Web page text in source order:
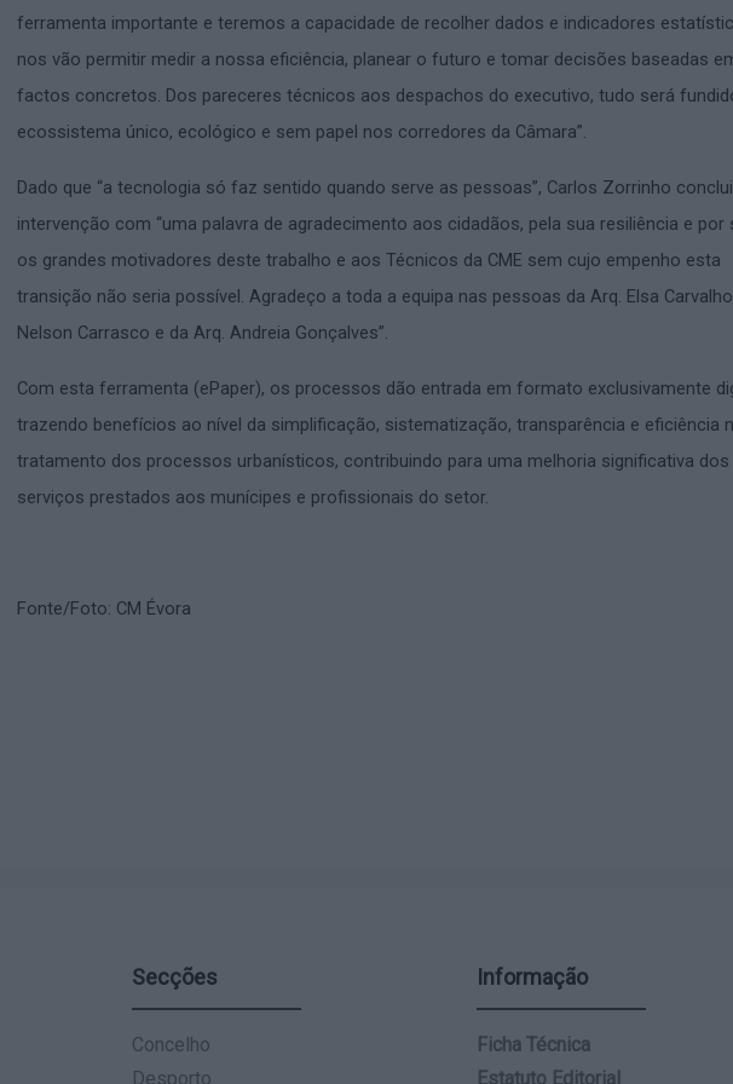
ferramenta importante e teremos a capacidade de recolher dados e indicadores
nos vão permitir medir a nossa eficiência, planear o futuro e tomar decisões baseadas
factos concretos. Dos pareceres técnicos aos despachos do executivo, tudo será
ecossistema único, ecológico e sem papel nos corredores da Câmara”.
Dado que “a tecnologia só faz sentido quando serve as pessoas”, Carlos Zorrinho
intervenção com “uma palavra de agradecimento aos cidadãos, pela sua resiliência e por
os grandes motivadores deste trabalho e aos Técnicos da CME sem cujo empenho esta
transição não seria possível. Agradeço a toda a equipa nas pessoas da Arq. Elsa
Nelson Carrasco e da Arq. Andreia Gonçalves”.
Com esta ferramenta (ePaper), os processos dão entrada em formato exclusivamente
trazendo benefícios ao nível da simplificação, sistematização, transparência e eficiência
tratamento dos processos urbanísticos, contribuindo para uma melhoria significativa dos
serviços prestados aos munícipes e profissionais do setor.
Fonte/Foto: CM Évora
Secções
Concelho
Desporto
Informação
Ficha Técnica
Estatuto Editorial